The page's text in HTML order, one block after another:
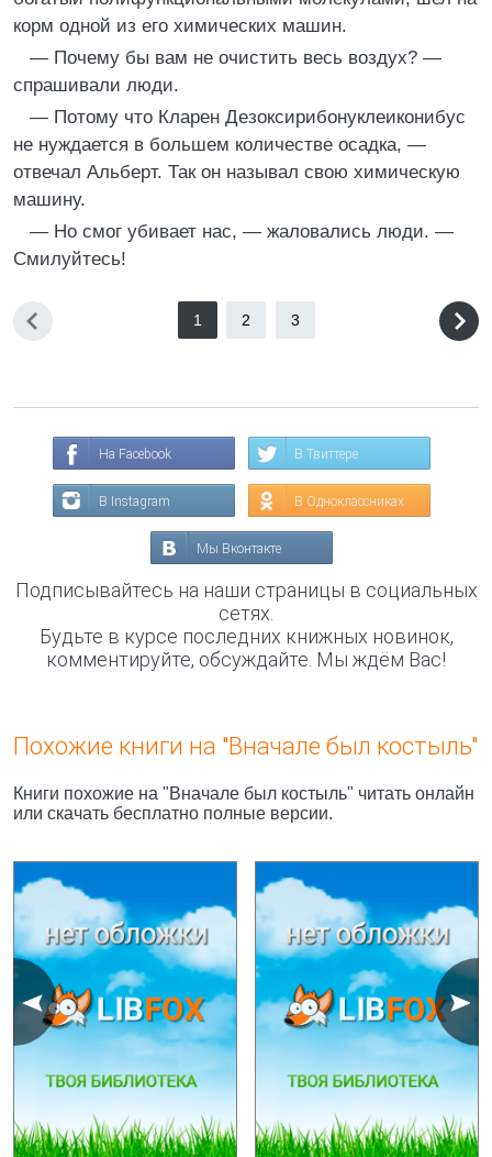
корм одной из его химических машин.
— Почему бы вам не очистить весь воздух? —
спрашивали люди.
— Потому что Кларен Дезоксирибонуклеиконибус
не нуждается в большем количестве осадка, —
отвечал Альберт. Так он называл свою химическую
машину.
— Но смог убивает нас, — жаловались люди. —
Смилуйтесь!
1 2 3
На Facebook В Твиттере
В Instagram В Одноклассниках
Мы Вконтакте
Подписывайтесь на наши страницы в социальных
сетях.
Будьте в курсе последних книжных новинок,
комментируйте, обсуждайте. Мы ждём Вас!
Похожие книги на "Вначале был костыль"
Книги похожие на "Вначале был костыль" читать онлайн
или скачать бесплатно полные версии.